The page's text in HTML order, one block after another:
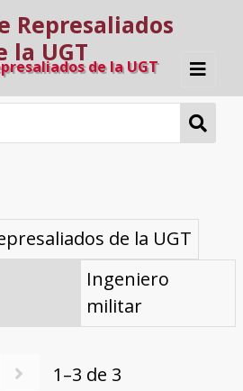
de la UGT
Znacimiento
a muerte
a muerte (con busca
de la UGT
Ingeniero
militar
1–3 de 3